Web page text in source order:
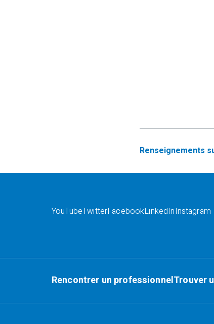
Renseignements
YouTubeTwitterFacebookLinkedInInstagram
Rencontrer un professionnelTrouver